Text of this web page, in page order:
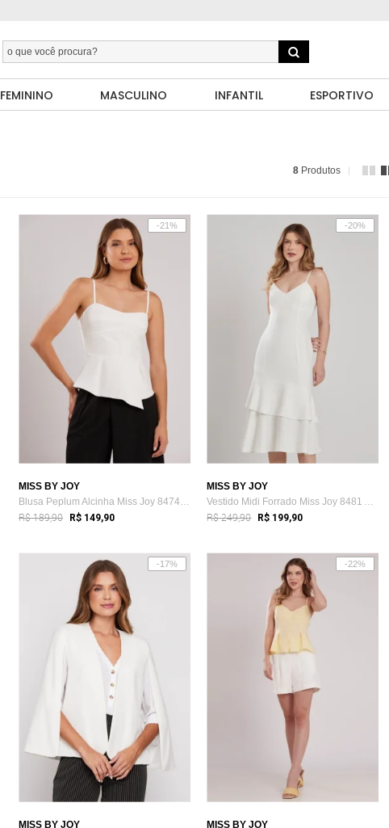
FEMININO MASCULINO INFANTIL ESPORTIVO
8 Produtos
-21%
MISS BY JOY
Blusa Peplum Alcinha Miss Joy 8474 Alfai...
R$ 189,90 R$ 149,90
-20%
MISS BY JOY
Vestido Midi Forrado Miss Joy 8481 Alcin...
R$ 249,90 R$ 199,90
-17%
MISS BY JOY
-22%
MISS BY JOY